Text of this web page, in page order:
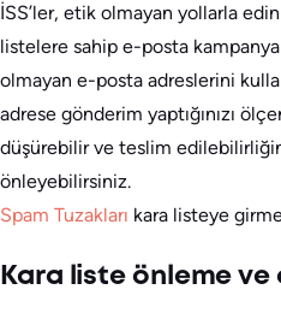
İSS’ler, etik olmayan yollarla
listelere sahip e-posta
olmayan e-posta adreslerini
adrese gönderim yaptığınızı
düşürebilir ve teslim
önleyebilirsiniz.
Spam Tuzakları kara listeye
Kara liste önleme ve